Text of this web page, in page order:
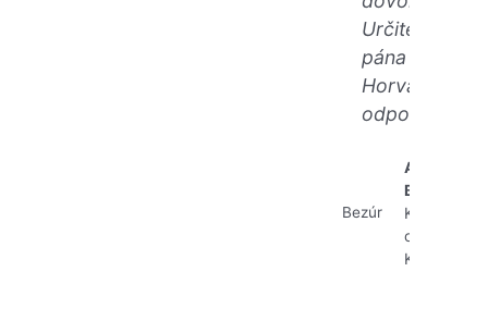
Určite
pána
Horvátha
odporúčam“
Albert
Bezúr
Kolárovo,
okres
Komárno